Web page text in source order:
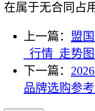
在属于无合同占
上一篇： 盟
_行情_走势
下一篇：
品牌选购参